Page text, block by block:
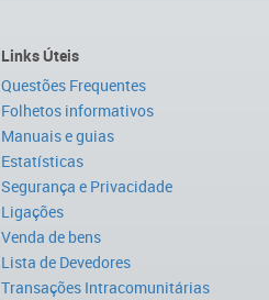
Links Úteis
Questões Frequentes
Folhetos informativos
Manuais e guias
Estatísticas
Segurança e Privacidade
Ligações
Venda de bens
Lista de Devedores
Transações Intracomunitárias